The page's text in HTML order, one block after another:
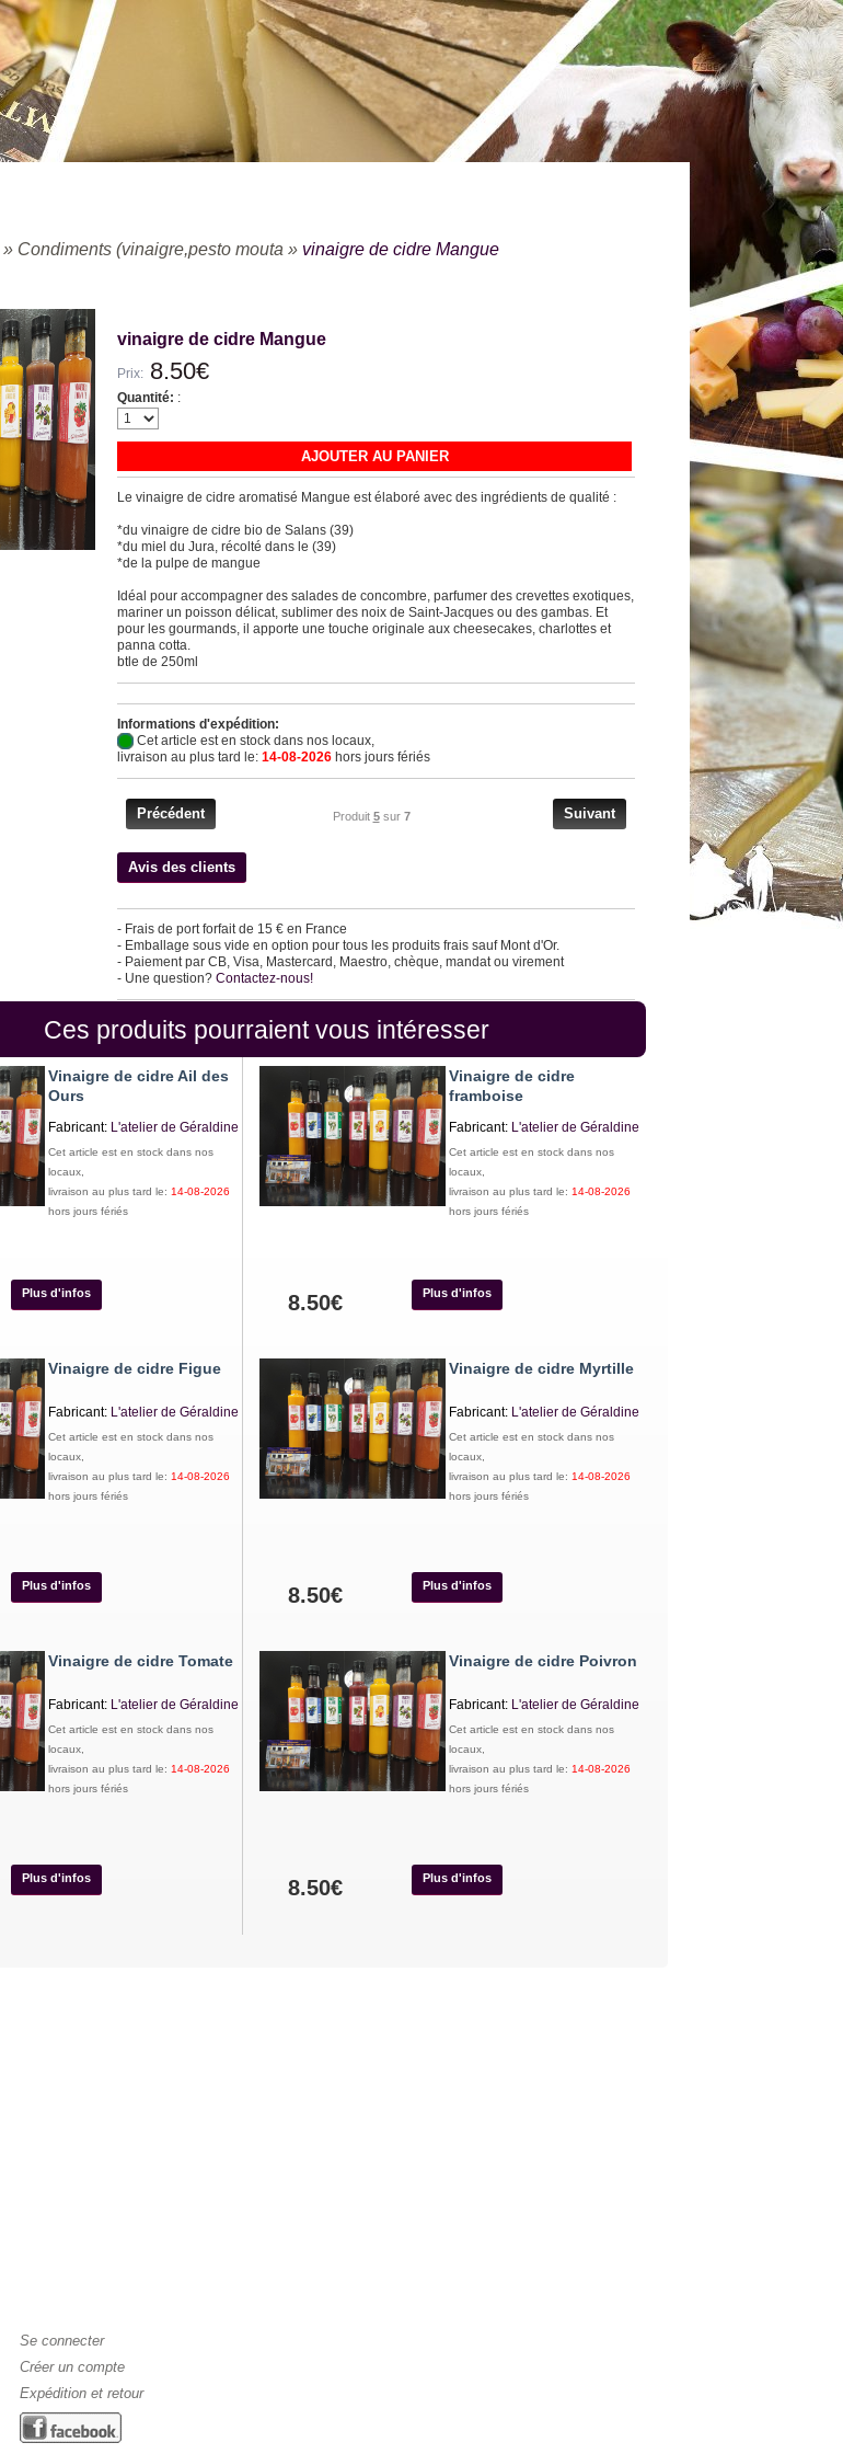
» Condiments (vinaigre,pesto mouta » vinaigre de cidre Mangue
vinaigre de cidre Mangue
Prix: 8.50€
Quantité: :
AJOUTER AU PANIER
Le vinaigre de cidre aromatisé Mangue est élaboré avec des ingrédients de qualité :
*du vinaigre de cidre bio de Salans (39)
*du miel du Jura, récolté dans le (39)
*de la pulpe de mangue
Idéal pour accompagner des salades de concombre, parfumer des crevettes exotiques,
mariner un poisson délicat, sublimer des noix de Saint-Jacques ou des gambas. Et
pour les gourmands, il apporte une touche originale aux cheesecakes, charlottes et
panna cotta.
btle de 250ml
Informations d'expédition:
Cet article est en stock dans nos locaux,
livraison au plus tard le: 14-08-2026 hors jours fériés
Précédent Suivant
Produit 5sur 7
Avis des clients
- Frais de port forfait de 15 € en France
- Emballage sous vide en option pour tous les produits frais sauf Mont d'Or.
- Paiement par CB, Visa, Mastercard, Maestro, chèque, mandat ou virement
- Une question? Contactez-nous!
Ces produits pourraient vous intéresser
Vinaigre de cidre Ail des
Ours
Fabricant: L'atelier de Géraldine
Cet article est en stock dans nos
locaux,
livraison au plus tard le: 14-08-2026
hors jours fériés
Plus d'infos
Vinaigre de cidre
framboise
Fabricant: L'atelier de Géraldine
Cet article est en stock dans nos
locaux,
livraison au plus tard le: 14-08-2026
hors jours fériés
8.50€ Plus d'infos
Vinaigre de cidre Figue
Fabricant: L'atelier de Géraldine
Cet article est en stock dans nos
locaux,
livraison au plus tard le: 14-08-2026
hors jours fériés
Plus d'infos
Vinaigre de cidre Myrtille
Fabricant: L'atelier de Géraldine
Cet article est en stock dans nos
locaux,
livraison au plus tard le: 14-08-2026
hors jours fériés
8.50€ Plus d'infos
Vinaigre de cidre Tomate
Fabricant: L'atelier de Géraldine
Cet article est en stock dans nos
locaux,
livraison au plus tard le: 14-08-2026
hors jours fériés
Plus d'infos
Vinaigre de cidre Poivron
Fabricant: L'atelier de Géraldine
Cet article est en stock dans nos
locaux,
livraison au plus tard le: 14-08-2026
hors jours fériés
8.50€ Plus d'infos
Se connecter
Créer un compte
Expédition et retour